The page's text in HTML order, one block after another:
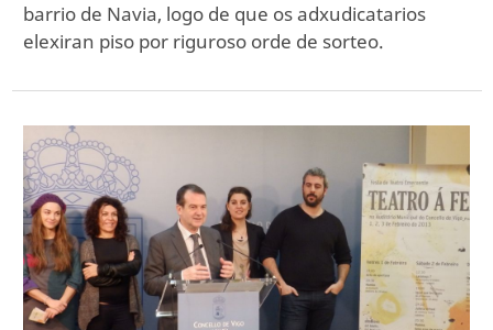
barrio de Navia, logo de que os adxudicatarios
elexiran piso por riguroso orde de sorteo.